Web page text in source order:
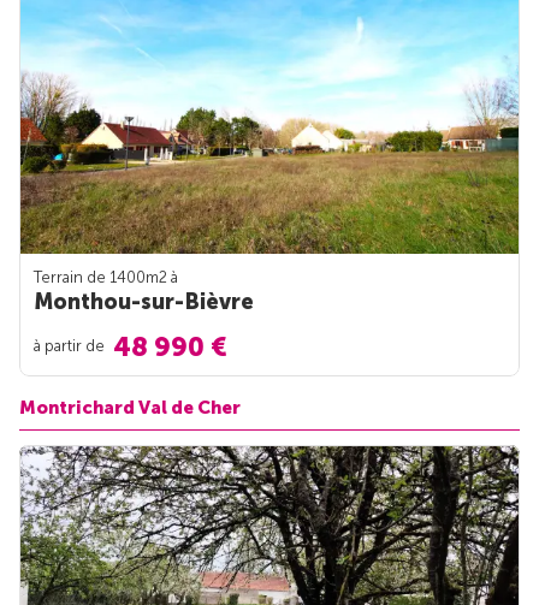
Terrain de 1400m2 à
Monthou-sur-Bièvre
à partir de 48 990 €
Montrichard Val de Cher